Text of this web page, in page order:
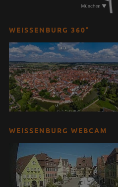
WEISSENBURG 360°
WEISSENBURG WEBCAM